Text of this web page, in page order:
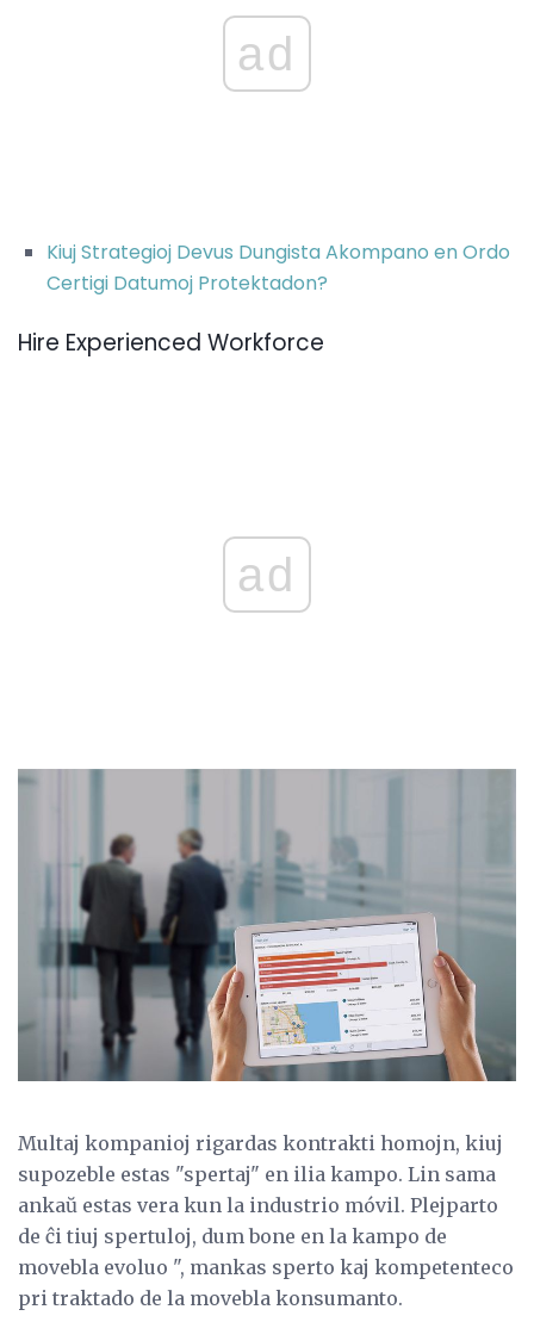
ad
Kiuj Strategioj Devus Dungista Akompano en Ordo
Certigi Datumoj Protektadon?
Hire Experienced Workforce
ad
Multaj kompanioj rigardas kontrakti homojn, kiuj
supozeble estas "spertaj" en ilia kampo. Lin sama
ankaŭ estas vera kun la industrio móvil. Plejparto
de ĉi tiuj spertuloj, dum bone en la kampo de
movebla evoluo ", mankas sperto kaj kompetenteco
pri traktado de la movebla konsumanto.